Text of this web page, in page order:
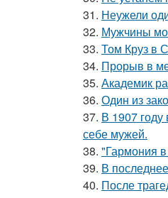
31. Неужели
32. Мужчины
33. Том Круз в
34. Прорыв в
35. Академик
36. Один из
37. В 1907
себе мужей.
38. "Гармония
39. В
40. После